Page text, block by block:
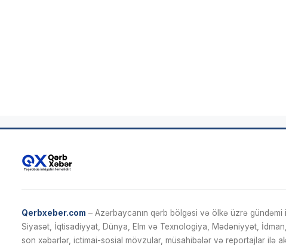
Qerbxeber.com – Azərbaycanın qərb bölgəsi və ölkə üzrə gündəmi
Siyasət, İqtisadiyyat, Dünya, Elm və Texnologiya, Mədəniyyət,
son xəbərlər, ictimai-sosial mövzular, müsahibələr və reportajlar ilə